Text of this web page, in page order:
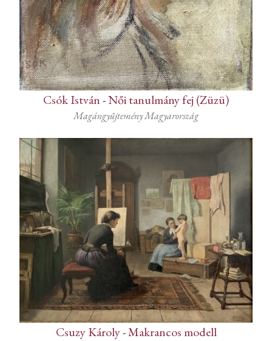
Csók István-Női tanulmány fej (Züzü)
Magángyűjtemény Magyarország
Csuzy Károly-Makrancos modell